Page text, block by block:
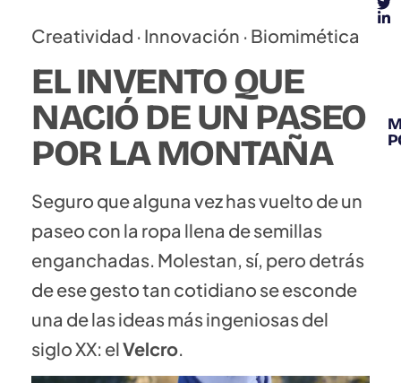
Creatividad · Innovación · Biomimética
EL INVENTO QUE
NACIÓ DE UN PASEO
POR LA MONTAÑA
Seguro que alguna vez has vuelto de un
paseo con la ropa llena de semillas
enganchadas. Molestan, sí, pero detrás
de ese gesto tan cotidiano se esconde
una de las ideas más ingeniosas del
siglo XX: elVelcro.
PREMIOS Y
RECONOCIMIENTOS